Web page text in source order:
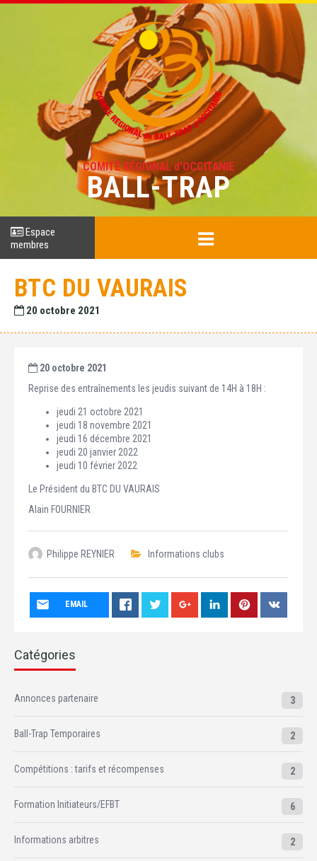
COMITÉ RÉGIONAL d'OCCITANIE
BALL-TRAP
Espace
membres
BTC DU VAURAIS
20 octobre 2021
20 octobre 2021
Reprise des entraînements les jeudis suivant de 14H à 18H :
jeudi 21 octobre 2021
jeudi 18 novembre 2021
jeudi 16 décembre 2021
jeudi 20 janvier 2022
jeudi 10 février 2022
Le Président du BTC DU VAURAIS
Alain FOURNIER
Philippe REYNIER Informations clubs
EMAIL
Catégories
Annonces partenaire 3
Ball-Trap Temporaires 2
Compétitions : tarifs et récompenses 2
Formation Initiateurs/EFBT 6
Informations arbitres 2